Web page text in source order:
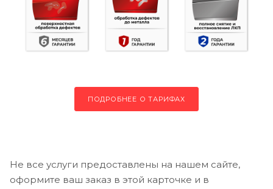
ПОДРОБНЕЕ О ТАРИФАХ
Не все услуги предоставлены на нашем сайте,
оформите ваш заказ в этой карточке и в